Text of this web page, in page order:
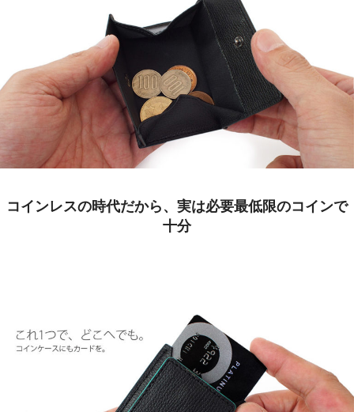
コインレスの時代だから、実は必要最低限のコインで
十分